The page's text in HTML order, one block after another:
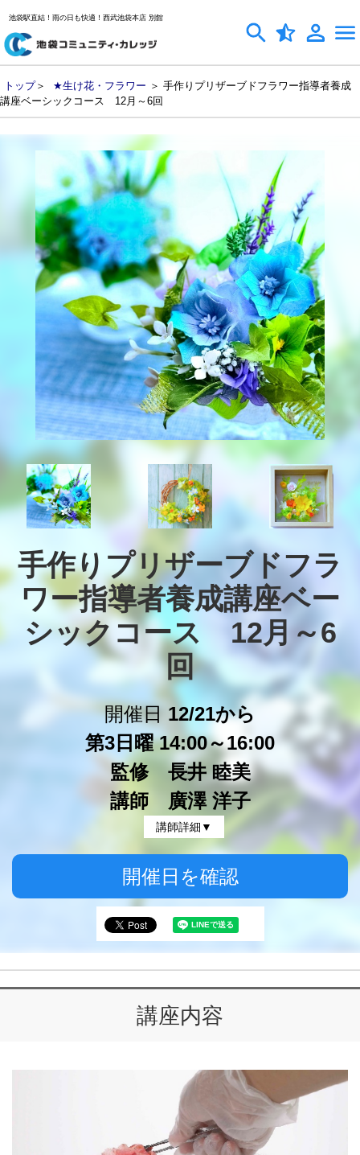
池袋駅直結！雨の日も快適！西武池袋本店 別館
トップ＞ ★生け花・フラワー ＞ 手作りプリザーブドフラワー指導者養成
講座ベーシックコース 12月～6回
手作りプリザーブドフラ
ワー指導者養成講座ベー
シックコース　12月～6
回
開催日 12/21から
第3日曜 14:00～16:00
監修 長井 睦美
講師 廣澤 洋子
講師詳細▼
開催日を確認
講座内容